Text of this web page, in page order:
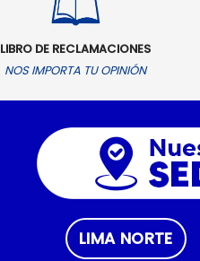
LIBRO DE RECLAMACIONES
NOS IMPORTA TU OPINIÓN
LIMA NORTE